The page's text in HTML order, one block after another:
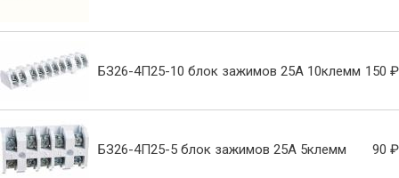
БЗ26-4П25-10 блок зажимов 25А 10клемм 150 ₽
БЗ26-4П25-5 блок зажимов 25А 5клемм 90 ₽